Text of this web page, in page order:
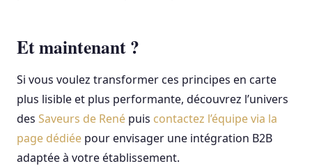
Et maintenant ?
Si vous voulez transformer ces principes en carte
plus lisible et plus performante, découvrez l’univers
des Saveurs de René puis contactez l’équipe via la
page dédiée pour envisager une intégration B2B
adaptée à votre établissement.